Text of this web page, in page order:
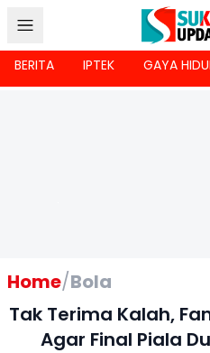
BERITA IPTEK GAYA
Home/Bola
Tak Terima Kalah,
Agar Final Piala